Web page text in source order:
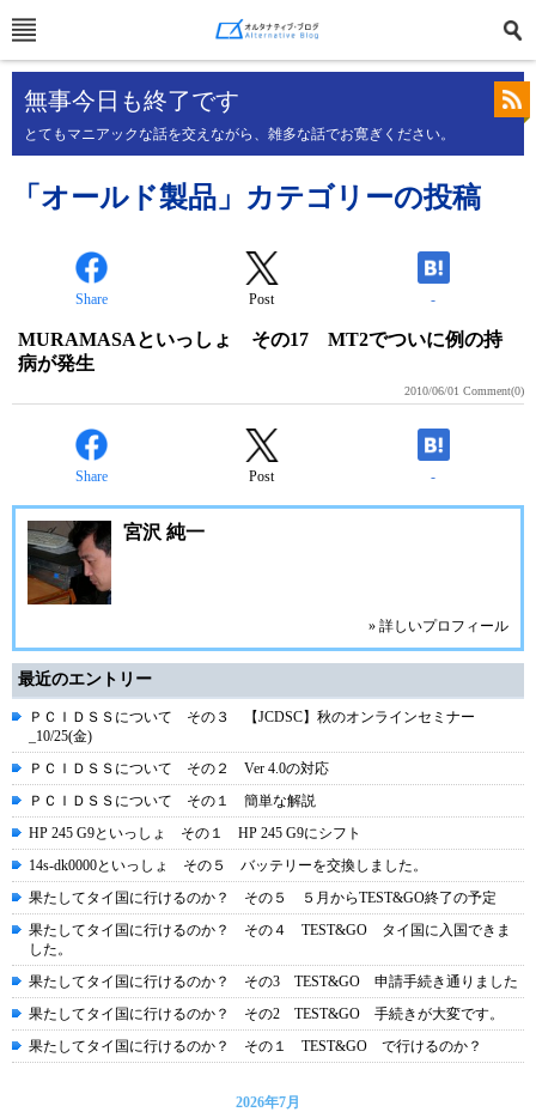
無事今日も終了です
とてもマニアックな話を交えながら、雑多な話でお寛ぎください。
「オールド製品」カテゴリーの投稿
Share Post -
MURAMASAといっしょ その17 MT2でついに例の持
病が発生
2010/06/01 Comment(0)
Share Post -
宮沢 純一
» 詳しいプロフィール
最近のエントリー
ＰＣＩＤＳＳについて その３ 【JCDSC】秋のオンラインセミナー
_10/25(金)
ＰＣＩＤＳＳについて その２ Ver 4.0の対応
ＰＣＩＤＳＳについて その１ 簡単な解説
HP 245 G9といっしょ その１ HP 245 G9にシフト
14s-dk0000といっしょ その５ バッテリーを交換しました。
果たしてタイ国に行けるのか？ その５ ５月からTEST&GO終了の予定
果たしてタイ国に行けるのか？ その４ TEST&GO タイ国に入国できま
した。
果たしてタイ国に行けるのか？ その3 TEST&GO 申請手続き通りました
果たしてタイ国に行けるのか？ その2 TEST&GO 手続きが大変です。
果たしてタイ国に行けるのか？ その１ TEST&GO で行けるのか？
2026年7月